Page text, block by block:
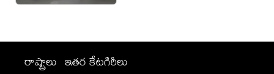
రాష్ట్రాలు ఇతర కేటగిరీలు